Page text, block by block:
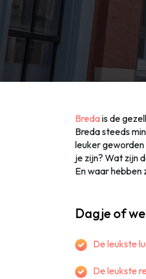
Bredais de
Breda steeds
leuker
je zijn? Wat zijn
En waar hebben
Dagje of
De leukste
De leukste